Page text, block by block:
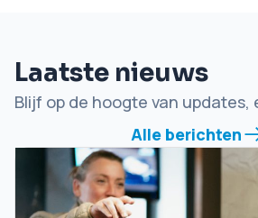
Laatste nieuws
Blijf op de hoogte van updates,
Alle berichten